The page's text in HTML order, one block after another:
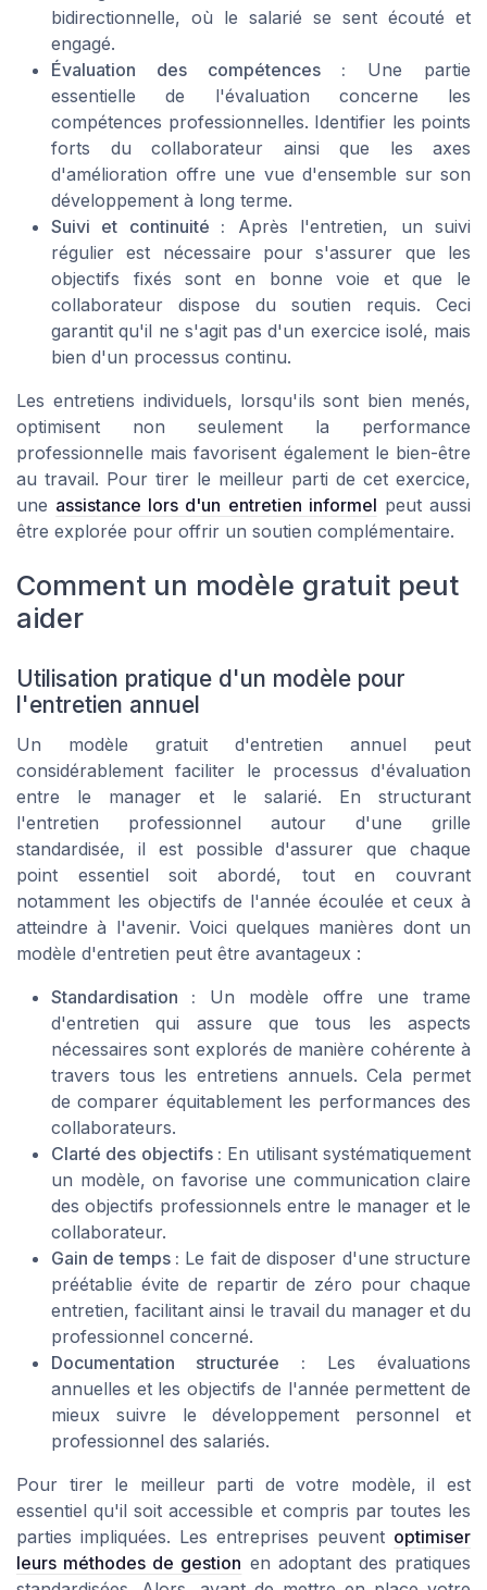
bidirectionnelle, où le salarié se sent écouté et
engagé.
Évaluation des compétences : Une partie
essentielle de l'évaluation concerne les
compétences professionnelles. Identifier les points
forts du collaborateur ainsi que les axes
d'amélioration offre une vue d'ensemble sur son
développement à long terme.
Suivi et continuité : Après l'entretien, un suivi
régulier est nécessaire pour s'assurer que les
objectifs fixés sont en bonne voie et que le
collaborateur dispose du soutien requis. Ceci
garantit qu'il ne s'agit pas d'un exercice isolé, mais
bien d'un processus continu.
Les entretiens individuels, lorsqu'ils sont bien menés,
optimisent non seulement la performance
professionnelle mais favorisent également le bien-être
au travail. Pour tirer le meilleur parti de cet exercice,
une assistance lors d'un entretien informel peut aussi
être explorée pour offrir un soutien complémentaire.
Comment un modèle gratuit peut
aider
Utilisation pratique d'un modèle pour
l'entretien annuel
Un modèle gratuit d'entretien annuel peut
considérablement faciliter le processus d'évaluation
entre le manager et le salarié. En structurant
l'entretien professionnel autour d'une grille
standardisée, il est possible d'assurer que chaque
point essentiel soit abordé, tout en couvrant
notamment les objectifs de l'année écoulée et ceux à
atteindre à l'avenir. Voici quelques manières dont un
modèle d'entretien peut être avantageux :
Standardisation : Un modèle offre une trame
d'entretien qui assure que tous les aspects
nécessaires sont explorés de manière cohérente à
travers tous les entretiens annuels. Cela permet
de comparer équitablement les performances des
collaborateurs.
Clarté des objectifs : En utilisant systématiquement
un modèle, on favorise une communication claire
des objectifs professionnels entre le manager et le
collaborateur.
Gain de temps : Le fait de disposer d'une structure
préétablie évite de repartir de zéro pour chaque
entretien, facilitant ainsi le travail du manager et du
professionnel concerné.
Documentation structurée : Les évaluations
annuelles et les objectifs de l'année permettent de
mieux suivre le développement personnel et
professionnel des salariés.
Pour tirer le meilleur parti de votre modèle, il est
essentiel qu'il soit accessible et compris par toutes les
parties impliquées. Les entreprises peuvent optimiser
leurs méthodes de gestion en adoptant des pratiques